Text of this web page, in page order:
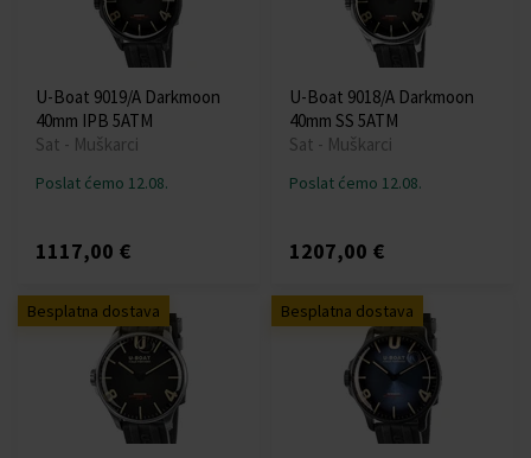
U-Boat 9019/A Darkmoon
40mm IPB 5ATM
Sat - Muškarci
Poslat ćemo 12.08.
1117,00 €
U-Boat 9018/A Darkmoon
40mm SS 5ATM
Sat - Muškarci
Poslat ćemo 12.08.
1207,00 €
Besplatna dostava Besplatna dostava